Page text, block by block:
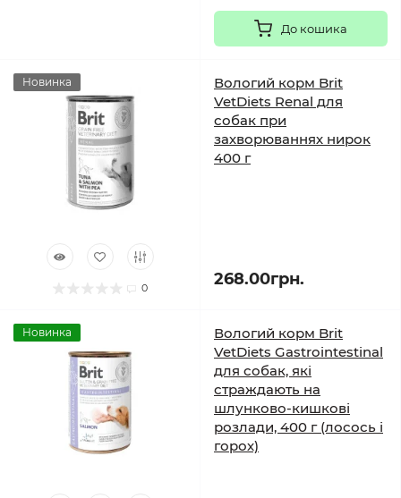
До кошика
Новинка
0
Вологий корм Brit
VetDiets Renal для
собак при
захворюваннях нирок
400 г
268.00грн.
Новинка
Вологий корм Brit
VetDiets Gastrointestinal
для собак, які
страждають на
шлунково-кишкові
розлади, 400 г (лосось і
горох)